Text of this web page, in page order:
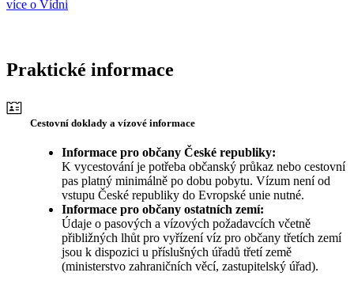
více o Vídni
Praktické informace
Cestovní doklady a vízové informace
Informace pro občany České republiky:
K vycestování je potřeba občanský průkaz nebo cestovní
pas platný minimálně po dobu pobytu. Vízum není od
vstupu České republiky do Evropské unie nutné.
Informace pro občany ostatních zemí:
Údaje o pasových a vízových požadavcích včetně
přibližných lhůt pro vyřízení víz pro občany třetích zemí
jsou k dispozici u příslušných úřadů třetí země
(ministerstvo zahraničních věcí, zastupitelský úřad).